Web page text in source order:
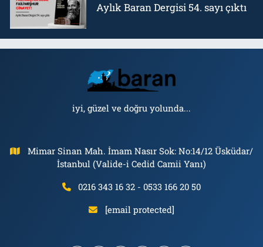
Aylık Baran Dergisi 54. sayı çıktı
iyi, güzel ve doğru yolunda...
Mimar Sinan Mah. İmam Nasır Sok: No:14/12 Üsküdar/
İstanbul (Valide-i Cedid Camii Yanı)
0216 343 16 32 - 0533 166 20 50
[email protected]